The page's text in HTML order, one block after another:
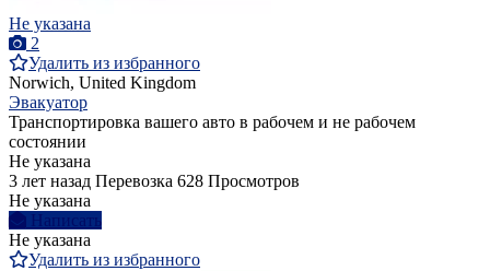
Не указана
2
Удалить из избранного
Norwich, United Kingdom
Эвакуатор
Транспортировка вашего авто в рабочем и не рабочем
состоянии
Не указана
3 лет назад Перевозка 628 Просмотров
Не указана
Написать
Не указана
Удалить из избранного